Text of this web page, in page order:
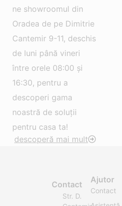
ne showroomul din
Oradea de pe Dimitrie
Cantemir 9-11, deschis
de luni până vineri
între orele 08:00 și
16:30, pentru a
descoperi gama
noastră de soluții
pentru casa ta!
descoperă mai mult
Contact
Str. D.
Ajutor
Contact